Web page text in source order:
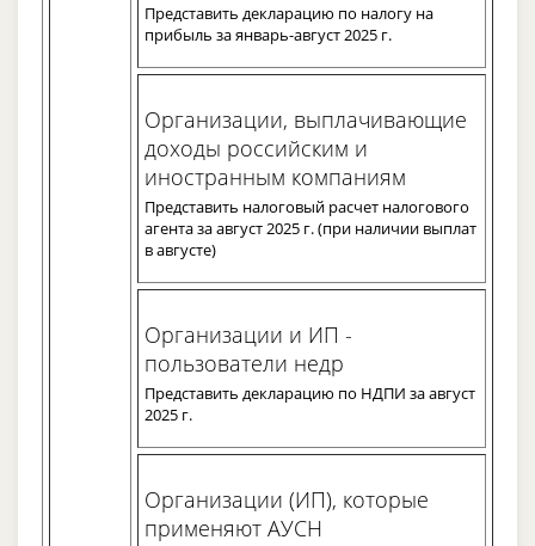
Представить декларацию по налогу на
прибыль за январь-август 2025 г.
Организации, выплачивающие
доходы российским и
иностранным компаниям
Представить налоговый расчет налогового
агента за август 2025 г. (при наличии выплат
в августе)
Организации и ИП -
пользователи недр
Представить декларацию по НДПИ за август
2025 г.
Организации (ИП), которые
применяют АУСН